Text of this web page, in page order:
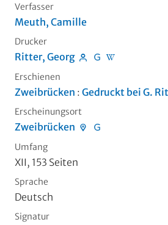
Verfasser
Meuth, Camille
Drucker
Ritter, Georg
Erschienen
Zweibrücken : Gedruckt bei G.
Erscheinungsort
Zweibrücken
Umfang
XII, 153 Seiten
Sprache
Deutsch
Signatur